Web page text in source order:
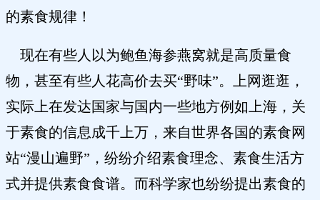
的素食规律！
现在有些人以为鲍鱼海参燕窝就是高质量食
物，甚至有些人花高价去买“野味”。上网逛逛，
实际上在发达国家与国内一些地方例如上海，关
于素食的信息成千上万，来自世界各国的素食网
站“漫山遍野”，纷纷介绍素食理念、素食生活方
式并提供素食食谱。而科学家也纷纷提出素食的